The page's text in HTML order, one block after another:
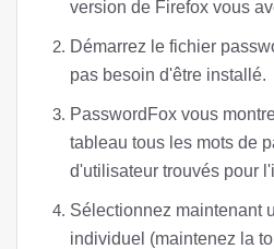
version de Firefox vous
Démarrez le fichier
pas besoin d'être installé.
PasswordFox vous
tableau tous les mots de
d'utilisateur trouvés pour
Sélectionnez maintenant
individuel (maintenez la